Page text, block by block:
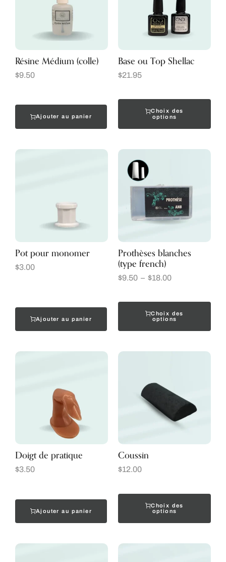
Résine Médium (colle)
$9.50
Ajouter au panier
Base ou Top Shellac
$21.95
Choix des
options
Pot pour monomer
$3.00
Ajouter au panier
Prothèses blanches
(type french)
$9.50 – $18.00
Choix des
options
Doigt de pratique
$3.50
Ajouter au panier
Coussin
$12.00
Choix des
options